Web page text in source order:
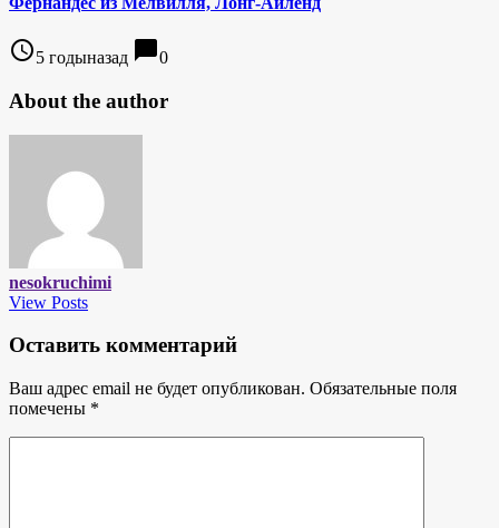
access_time5 годыназад chat_bubble0
About the author
nesokruchimi
View Posts
Оставить комментарий
Ваш адрес email не будет опубликован. Обязательные поля
помечены *